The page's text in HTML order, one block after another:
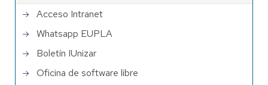
Acceso Intranet
Whatsapp EUPLA
Boletín IUnizar
Oficina de software libre